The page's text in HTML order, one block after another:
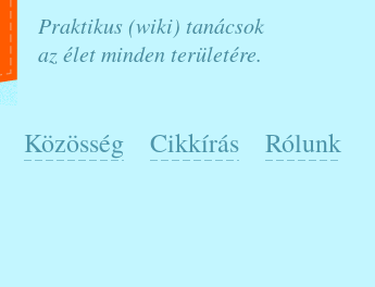
Praktikus (wiki) tanácsok
az élet minden területére.
Közösség Cikkírás Rólunk